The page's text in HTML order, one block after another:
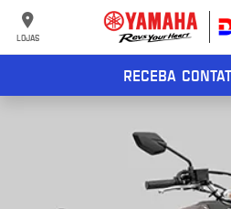
LOJAS
RECEBA